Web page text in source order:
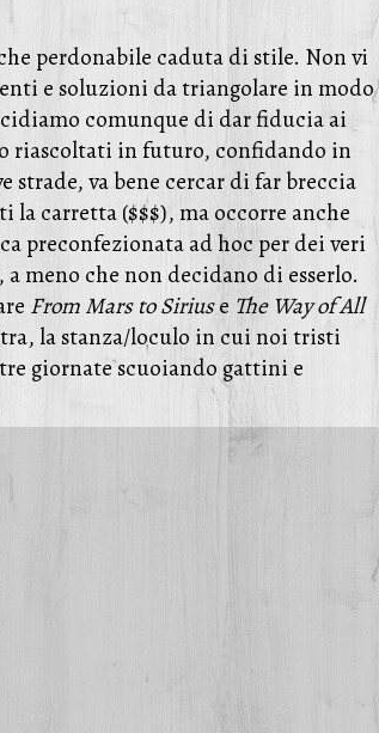
perdonabile caduta di stile. Non vi
e soluzioni da triangolare in modo
comunque di dar fiducia ai
riascoltati in futuro, confidando in
strade, va bene cercar di far breccia
carretta ($$$), ma occorre anche
preconfezionata ad hoc per dei veri
meno che non decidano di esserlo.
From Mars to Siriuse The Way of All
la stanza/loculo in cui noi tristi
giornate scuoiando gattini e